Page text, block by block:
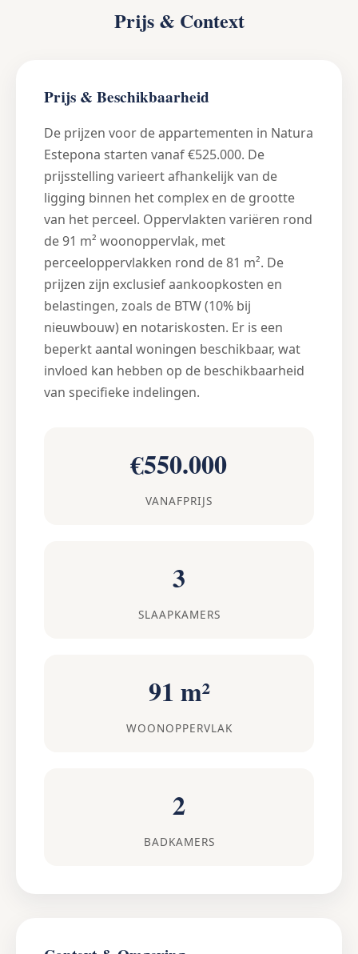
Prijs & Context
Prijs & Beschikbaarheid
De prijzen voor de appartementen in Natura
Estepona starten vanaf €525.000. De
prijsstelling varieert afhankelijk van de
ligging binnen het complex en de grootte
van het perceel. Oppervlakten variëren rond
de 91 m² woonoppervlak, met
perceeloppervlakken rond de 81 m². De
prijzen zijn exclusief aankoopkosten en
belastingen, zoals de BTW (10% bij
nieuwbouw) en notariskosten. Er is een
beperkt aantal woningen beschikbaar, wat
invloed kan hebben op de beschikbaarheid
van specifieke indelingen.
€550.000
VANAFPRIJS
3
SLAAPKAMERS
91 m²
WOONOPPERVLAK
2
BADKAMERS